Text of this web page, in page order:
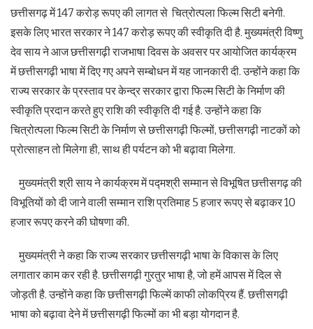
छत्तीसगढ़ में 147 करोड़ रूपए की लागत से चित्रोत्पला फिल्म सिटी बनेगी.
इसके लिए भारत सरकार ने 147 करोड़ रूपए की स्वीकृति दी है. मुख्यमंत्री विष्णु
देव साय ने आज छत्तीसगढ़ी राजभाषा दिवस के अवसर पर आयोजित कार्यक्रम
में छत्तीसगढ़ी भाषा में दिए गए अपने सम्बोधन में यह जानकारी दी. उन्होंने कहा कि
राज्य सरकार के प्रस्ताव पर केन्द्र सरकार द्वारा फिल्म सिटी के निर्माण की
स्वीकृति प्रदान करते हुए राशि की स्वीकृति दी गई है. उन्होंने कहा कि
चित्रोत्पला फिल्म सिटी के निर्माण से छत्तीसगढ़ी फिल्मों, छत्तीसगढ़ी नाटकों को
प्रोत्साहन तो मिलेगा ही, साथ ही पर्यटन को भी बढ़ावा मिलेगा.
मुख्यमंत्री श्री साय ने कार्यक्रम में पद्मश्री सम्मान से विभूषित छत्तीसगढ़ की
विभूतियों को दी जाने वाली सम्मान राशि प्रतिमाह 5 हजार रूपए से बढ़ाकर 10
हजार रूपए करने की घोषणा की.
मुख्यमंत्री ने कहा कि राज्य सरकार छत्तीसगढ़ी भाषा के विकास के लिए
लगातार काम कर रही है. छत्तीसगढ़ी गुरतुर भाषा है, जो हमें आपस में दिल से
जोड़ती है. उन्होंने कहा कि छत्तीसगढ़ी फिल्में काफी लोकप्रिय हैं. छत्तीसगढ़ी
भाषा को बढ़ावा देने में छत्तीसगढ़ी फिल्मों का भी बड़ा योगदान है.